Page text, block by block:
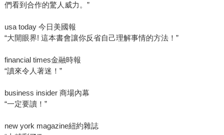
們看到合作的驚人威力。”
usa today 今日美國報
“大開眼界! 這本書會讓你反省自己理解事情的方法！”
financial times金融時報
“讀來令人著迷！”
business insider 商場內幕
“一定要讀！”
new york magazine紐約雜誌